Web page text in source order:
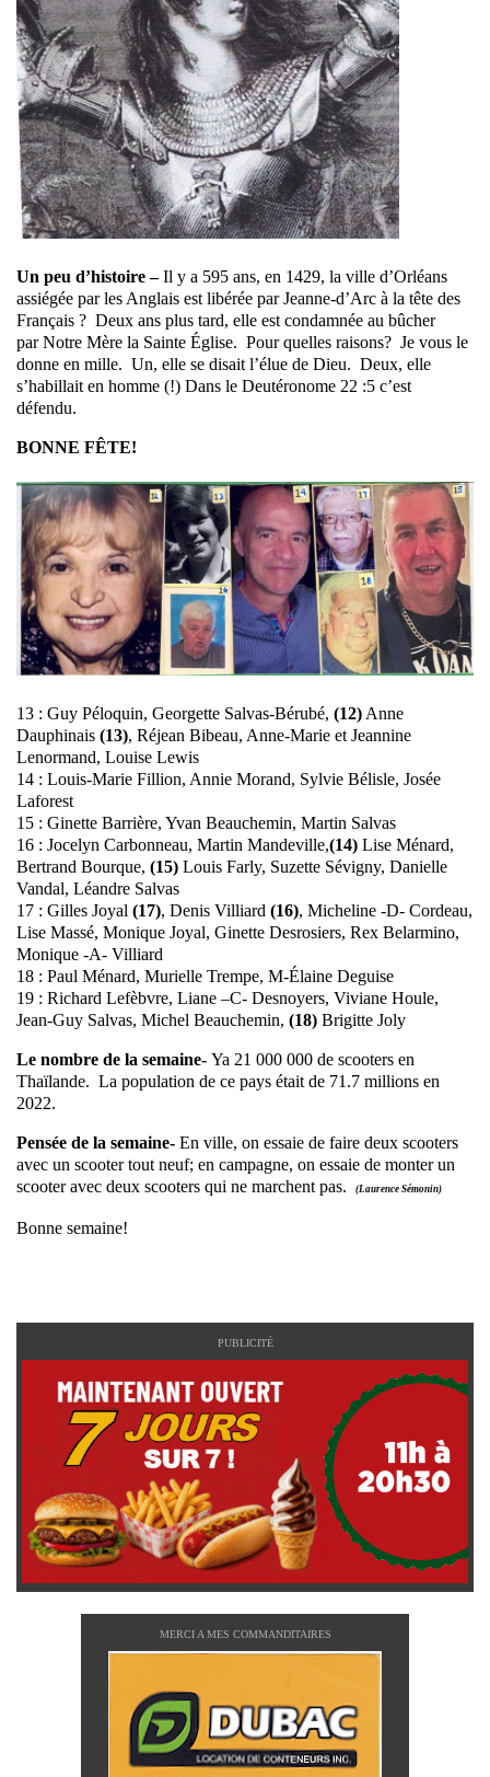
Un peu d’histoire –Il y a 595 ans, en 1429, la ville d’Orléans
assiégée par les Anglais est libérée par Jeanne-d’Arc à la tête des
Français ? Deux ans plus tard, elle est condamnée au bûcher
par Notre Mère la Sainte Église. Pour quelles raisons? Je vous le
donne en mille. Un, elle se disait l’élue de Dieu. Deux, elle
s’habillait en homme (!) Dans le Deutéronome 22 :5 c’est
défendu.
BONNE FÊTE!
13 : Guy Péloquin, Georgette Salvas-Bérubé, (12) Anne
Dauphinais (13), Réjean Bibeau, Anne-Marie et Jeannine
Lenormand, Louise Lewis
14 : Louis-Marie Fillion, Annie Morand, Sylvie Bélisle, Josée
Laforest
15 : Ginette Barrière, Yvan Beauchemin, Martin Salvas
16 : Jocelyn Carbonneau, Martin Mandeville,(14) Lise Ménard,
Bertrand Bourque, (15) Louis Farly, Suzette Sévigny, Danielle
Vandal, Léandre Salvas
17 : Gilles Joyal (17), Denis Villiard (16), Micheline -D- Cordeau,
Lise Massé, Monique Joyal, Ginette Desrosiers, Rex Belarmino,
Monique -A- Villiard
18 : Paul Ménard, Murielle Trempe, M-Élaine Deguise
19 : Richard Lefèbvre, Liane –C- Desnoyers, Viviane Houle,
Jean-Guy Salvas, Michel Beauchemin, (18) Brigitte Joly
Le nombre de la semaine- Ya 21 000 000 de scooters en
Thaïlande. La population de ce pays était de 71.7 millions en
2022.
Pensée de la semaine- En ville, on essaie de faire deux scooters
avec un scooter tout neuf; en campagne, on essaie de monter un
scooter avec deux scooters qui ne marchent pas.
(Laurence Sémonin)
Bonne semaine!
PUBLICITÉ
MERCI A MES COMMANDITAIRES